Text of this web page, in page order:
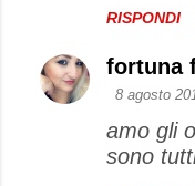
RISPONDI
fortuna
8 agosto
amo gli
sono